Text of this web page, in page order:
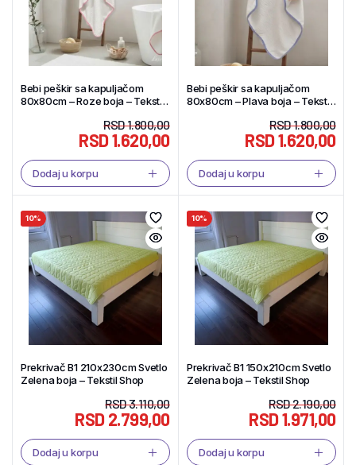
Bebi peškir sa kapuljačom
80x80cm – Roze boja – Tekstil
RSD1.800,00
RSD1.620,00
Dodaj u korpu
Bebi peškir sa kapuljačom
80x80cm – Plava boja – Tekstil
RSD1.800,00
RSD1.620,00
Dodaj u korpu
10%
Prekrivač B1 210x230cm Svetlo
Zelena boja – Tekstil Shop
RSD3.110,00
RSD2.799,00
Dodaj u korpu
10%
Prekrivač B1 150x210cm Svetlo
Zelena boja – Tekstil Shop
RSD2.190,00
RSD1.971,00
Dodaj u korpu